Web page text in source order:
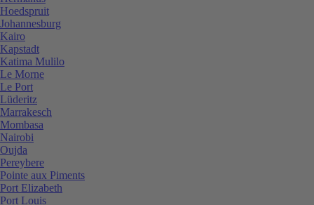
Hoedspruit
Johannesburg
Kairo
Kapstadt
Katima Mulilo
Le Morne
Le Port
Lüderitz
Marrakesch
Mombasa
Nairobi
Oujda
Pereybere
Pointe aux Piments
Port Elizabeth
Port Louis